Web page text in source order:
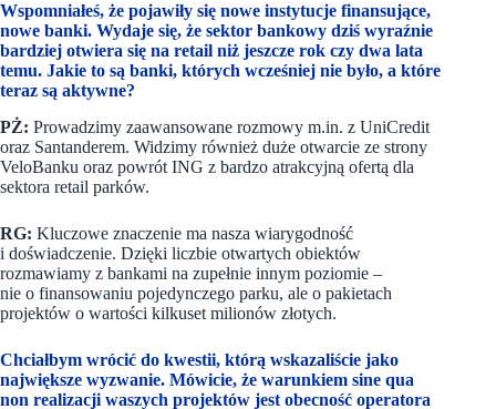
Wspomniałeś, że pojawiły się nowe instytucje finansujące,
nowe banki. Wydaje się, że sektor bankowy dziś wyraźnie
bardziej otwiera się na retail niż jeszcze rok czy dwa lata
temu. Jakie to są banki, których wcześniej nie było, a które
teraz są aktywne?
PŻ: Prowadzimy zaawansowane rozmowy m.in. z UniCredit
oraz Santanderem. Widzimy również duże otwarcie ze strony
VeloBanku oraz powrót ING z bardzo atrakcyjną ofertą dla
sektora retail parków.
RG: Kluczowe znaczenie ma nasza wiarygodność
i doświadczenie. Dzięki liczbie otwartych obiektów
rozmawiamy z bankami na zupełnie innym poziomie –
nie o finansowaniu pojedynczego parku, ale o pakietach
projektów o wartości kilkuset milionów złotych.
Chciałbym wrócić do kwestii, którą wskazaliście jako
największe wyzwanie. Mówicie, że warunkiem sine qua
non realizacji waszych projektów jest obecność operatora